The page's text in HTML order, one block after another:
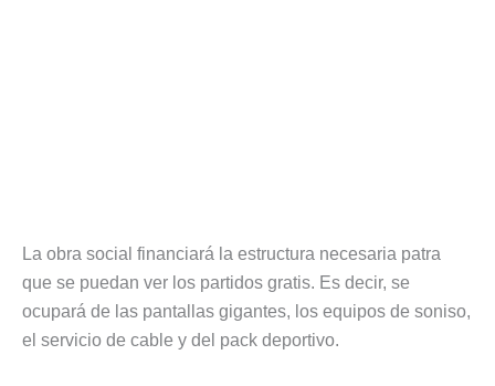
La obra social financiará la estructura necesaria patra
que se puedan ver los partidos gratis. Es decir, se
ocupará de las pantallas gigantes, los equipos de soniso,
el servicio de cable y del pack deportivo.